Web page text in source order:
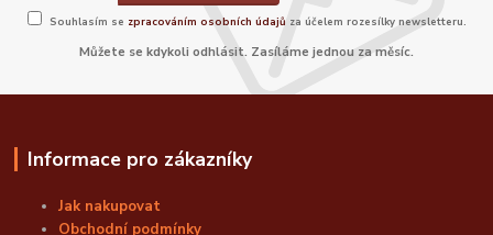
Souhlasím se zpracováním osobních údajů za účelem rozesílky newsletteru.
Můžete se kdykoli odhlásit. Zasíláme jednou za měsíc.
Informace pro zákazníky
Jak nakupovat
Obchodní podmínky